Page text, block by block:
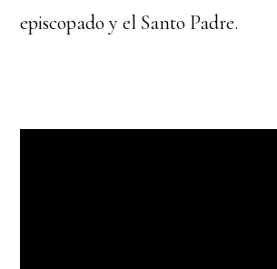
episcopado y el Santo Padre.